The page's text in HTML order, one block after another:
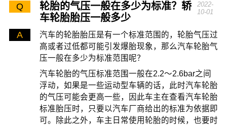
Q
轮胎的气压一般在多少为标准？轿
车轮胎胎压一般多少
2022-
10-01
A
汽车的轮胎胎压是有一个标准范围的，轮胎气压过
高或者过低都可能引发爆胎现象，那么汽车轮胎气
压一般在多少为标准范围呢？
汽车轮胎的气压标准范围一般在2.2～2.6bar之间
浮动，如果是一些运动型车辆的话，此时汽车轮胎
的气压可能会更高一些，因此车主在查看汽车轮胎
标准胎压时，只要以汽车厂商给出的标准为依据即
可。除此之外，车主日常使用轮胎的时候，也要时